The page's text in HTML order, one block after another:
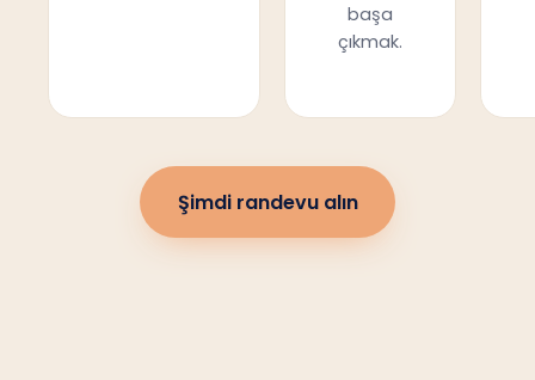
başa
çıkmak.
Şimdi randevu alın